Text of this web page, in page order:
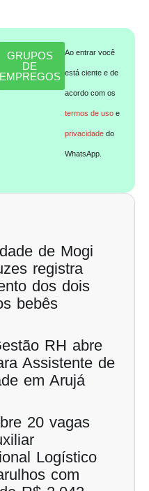
GRUPOS
DE
EMPREGOS
Ao entrar você
está ciente e de
acordo com os
termos de uso e
privacidade do
WhatsApp.
de Mogi
registra
dos dois
bebês
RH abre
Assistente de
em Arujá
20 vagas
Logístico
com